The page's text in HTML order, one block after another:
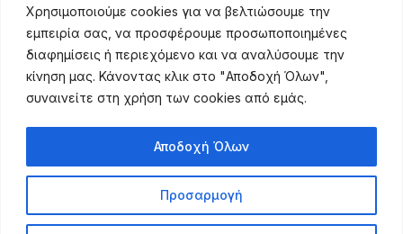
Χρησιμοποιούμε cookies για να βελτιώσουμε την
εμπειρία σας, να προσφέρουμε προσωποποιημένες
διαφημίσεις ή περιεχόμενο και να αναλύσουμε την
κίνηση μας. Κάνοντας κλικ στο "Αποδοχή Όλων",
συναινείτε στη χρήση των cookies από εμάς.
Προσαρμογή
Αποδοχή Όλων
Ρόδου 133, Αθήνα 10443
(+30) 211 725 5427
sales@lightingexpert.gr
Χρήσιμες Σελίδες
Προϊόντα
Τρόποι Αποστολής